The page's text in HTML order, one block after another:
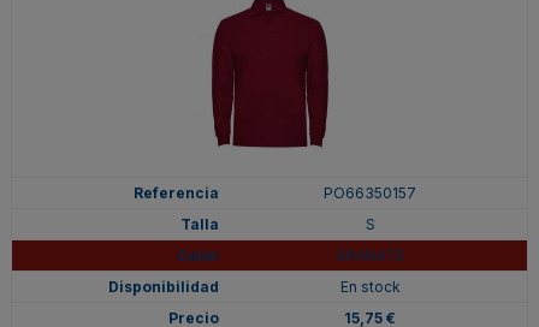
PO66350157
S
GRANATE
En stock
15,75 €